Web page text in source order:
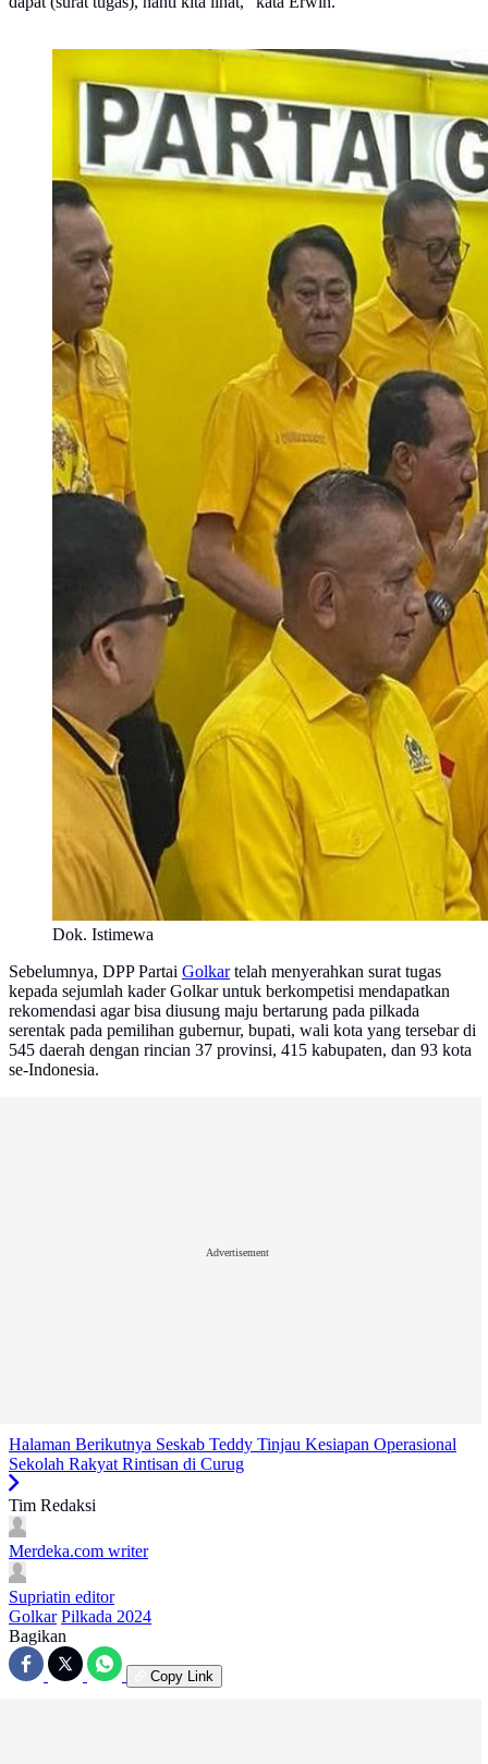
Dok. Istimewa
Sebelumnya, DPP Partai Golkartelah menyerahkan surat tugas
kepada sejumlah kader Golkar untuk berkompetisi mendapatkan
rekomendasi agar bisa diusung maju bertarung pada pilkada
serentak pada pemilihan gubernur, bupati, wali kota yang tersebar di
545 daerah dengan rincian 37 provinsi, 415 kabupaten, dan 93 kota
se-Indonesia.
Advertisement
Halaman Berikutnya Seskab Teddy Tinjau Kesiapan Operasional
Sekolah Rakyat Rintisan di Curug
Tim Redaksi
Merdeka.com writer
Supriatin editor
Golkar Pilkada 2024
Bagikan
Copy Link